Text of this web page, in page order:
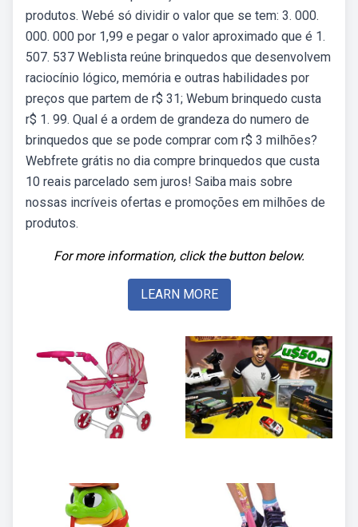
produtos. Webé só dividir o valor que se tem: 3. 000.
000. 000 por 1,99 e pegar o valor aproximado que é 1.
507. 537 Weblista reúne brinquedos que desenvolvem
raciocínio lógico, memória e outras habilidades por
preços que partem de r$ 31; Webum brinquedo custa
r$ 1. 99. Qual é a ordem de grandeza do numero de
brinquedos que se pode comprar com r$ 3 milhões?
Webfrete grátis no dia compre brinquedos que custa
10 reais parcelado sem juros! Saiba mais sobre
nossas incríveis ofertas e promoções em milhões de
produtos.
For more information, click the button below.
LEARN MORE